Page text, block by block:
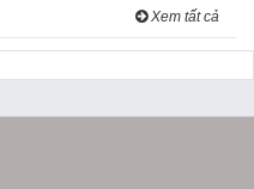
Xem tất cả